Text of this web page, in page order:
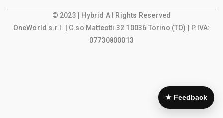
© 2023 | Hybrid All Rights Reserved
OneWorld s.r.l.
| C.so Matteotti 32 10036 Torino (TO) | P.IVA:
07730800013
★ Feedback